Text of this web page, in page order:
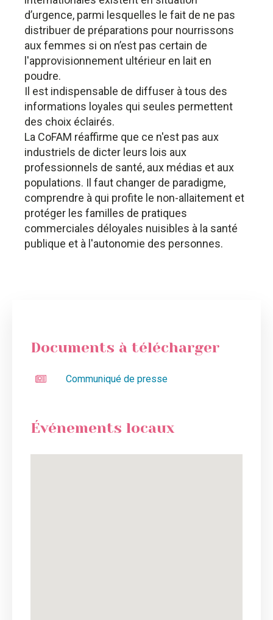
d’urgence, parmi lesquelles le fait de ne pas
distribuer de préparations pour nourrissons
aux femmes si on n’est pas certain de
l'approvisionnement ultérieur en lait en
poudre.
Il est indispensable de diffuser à tous des
informations loyales qui seules permettent
des choix éclairés.
La CoFAM réaffirme que ce n'est pas aux
industriels de dicter leurs lois aux
professionnels de santé, aux médias et aux
populations. Il faut changer de paradigme,
comprendre à qui profite le non-allaitement et
protéger les familles de pratiques
commerciales déloyales nuisibles à la santé
publique et à l'autonomie des personnes.
Documents à télécharger
Communiqué de presse
Événements locaux